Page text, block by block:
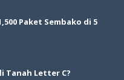
Paket Sembako di 5
Tanah Letter C?